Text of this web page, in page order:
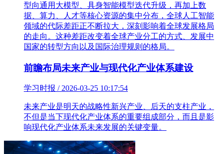
型向通用大模型、具身智能模型迭代升级，再加上数
据、算力、人才等核心资源的集中分布，全球人工智能
领域的代际差距正不断拉大，深刻影响着全球发展格局
的走向。这种差距改变着全球产业分工的方式、发展中
国家的转型方向以及国际治理规则的格局。
前瞻布局未来产业与现代化产业体系建设
学习时报 / 2026-03-25 10:17:54
未来产业是明天的战略性新兴产业、后天的支柱产业，
不但是当下现代化产业体系的重要组成部分，而且是影
响现代化产业体系未来发展的关键变量。